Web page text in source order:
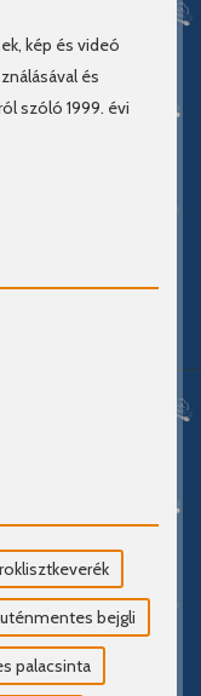
kép és videó
és
szóló 1999. évi
bejgli
palacsinta